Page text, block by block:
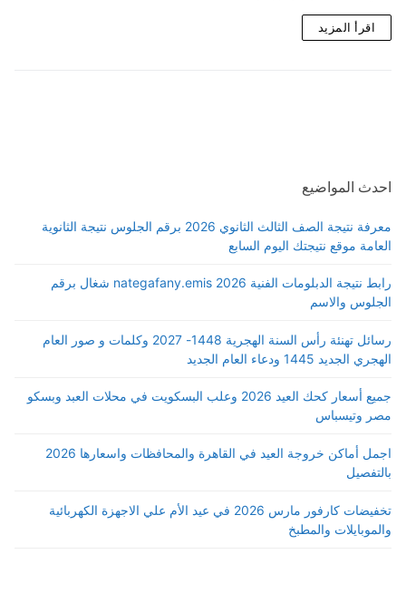
اقرأ المزيد
احدث المواضيع
معرفة نتيجة الصف الثالث الثانوي 2026 برقم الجلوس نتيجة الثانوية
العامة موقع نتيجتك اليوم السابع
رابط نتيجة الدبلومات الفنية 2026 nategafany.emis شغال برقم
الجلوس والاسم
رسائل تهنئة رأس السنة الهجرية 1448- 2027 وكلمات و صور العام
الهجري الجديد 1445 ودعاء العام الجديد
جميع أسعار كحك العيد 2026 وعلب البسكويت في محلات العبد وبسكو
مصر وتيسباس
اجمل أماكن خروجة العيد في القاهرة والمحافظات واسعارها 2026
بالتفصيل
تخفيضات كارفور مارس 2026 في عيد الأم علي الاجهزة الكهربائية
والموبايلات والمطبخ